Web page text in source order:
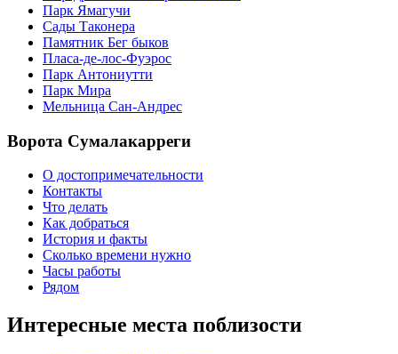
Парк Ямагучи
Сады Таконера
Памятник Бег быков
Пласа-де-лос-Фуэрос
Парк Антониутти
Парк Мира
Мельница Сан-Андрес
Ворота Сумалакарреги
О достопримечательности
Контакты
Что делать
Как добраться
История и факты
Сколько времени нужно
Часы работы
Рядом
Интересные места поблизости